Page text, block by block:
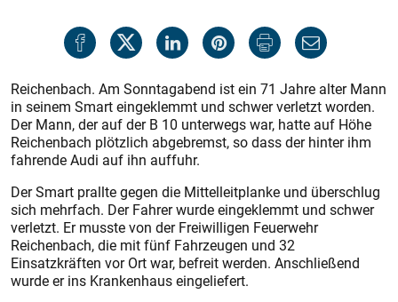
Reichenbach. Am Sonntagabend ist ein 71 Jahre alter Mann
in seinem Smart eingeklemmt und schwer verletzt worden.
Der Mann, der auf der B 10 unterwegs war, hatte auf Höhe
Reichenbach plötzlich abgebremst, so dass der hinter ihm
fahrende Audi auf ihn auffuhr.
Der Smart prallte gegen die Mittelleitplanke und überschlug
sich mehrfach. Der Fahrer wurde eingeklemmt und schwer
verletzt. Er musste von der Freiwilligen Feuerwehr
Reichenbach, die mit fünf Fahrzeugen und 32
Einsatzkräften vor Ort war, befreit werden. Anschließend
wurde er ins Krankenhaus eingeliefert.